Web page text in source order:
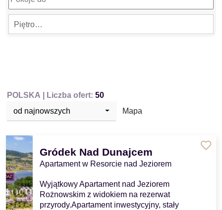
Piętro…
POLSKA | Liczba ofert:50
od najnowszych
Mapa
Gródek Nad Dunajcem
Apartament w Resorcie nad Jeziorem
Wyjątkowy Apartament nad Jeziorem
Rożnowskim z widokiem na rezerwat
przyrody.Apartament inwestycyjny, stały